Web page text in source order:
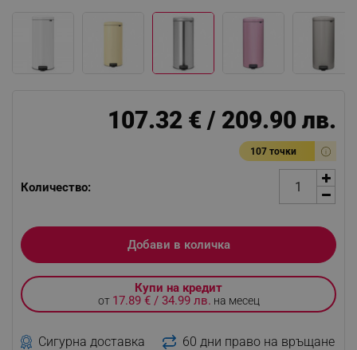
107.32 € / 209.90 лв.
107 точки
Количество:
Добави в количка
Купи на кредит
от 17.89 € / 34.99 лв. на месец
Сигурна доставка
60 дни право на връщане